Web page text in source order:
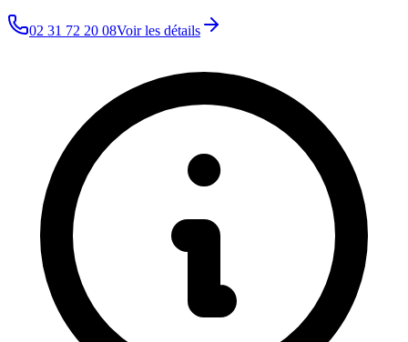
02 31 72 20 08Voir les détails